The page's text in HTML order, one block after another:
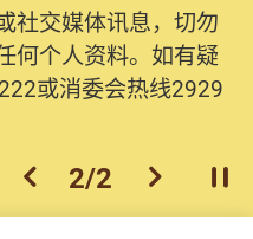
社交媒体讯息，切勿
何个人资料。如有疑
或消委会热线2929
本联络资料（包括姓
，才可提交投诉、查
清晰整合于帐户中，
上一个
2/2 下一个开